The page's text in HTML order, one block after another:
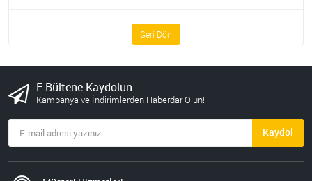
Geri Dön
E-Bültene Kaydolun
Kampanya ve İndirimlerden Haberdar Olun!
Kaydol